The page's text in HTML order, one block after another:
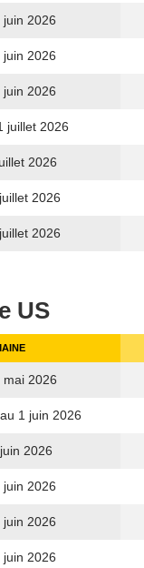
2026
juin 2026
juin 2026
juillet 2026
2026
2026
2026
US
mai 2026
1 juin 2026
2026
juin 2026
juin 2026
juin 2026